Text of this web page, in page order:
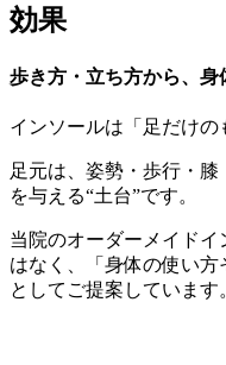
効果
歩き方・立ち方から、身
インソールは「足だけの
足元は、姿勢・歩行・
を与える“土台”です。
当院のオーダーメイド
はなく、「身体の使い方
としてご提案しています